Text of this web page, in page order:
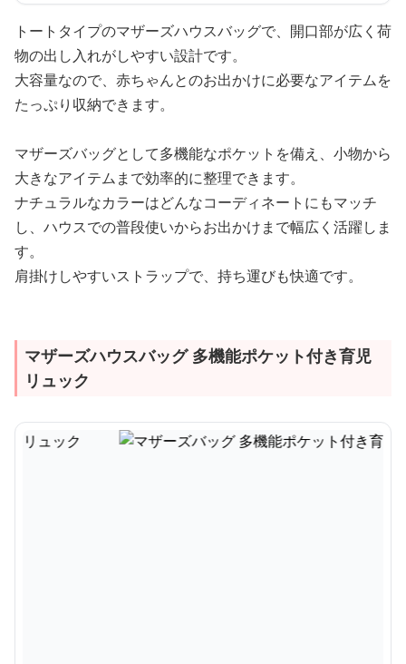
トートタイプのマザーズハウスバッグで、開口部が広く荷
物の出し入れがしやすい設計です。
大容量なので、赤ちゃんとのお出かけに必要なアイテムを
たっぷり収納できます。
マザーズバッグとして多機能なポケットを備え、小物から
大きなアイテムまで効率的に整理できます。
ナチュラルなカラーはどんなコーディネートにもマッチ
し、ハウスでの普段使いからお出かけまで幅広く活躍しま
す。
肩掛けしやすいストラップで、持ち運びも快適です。
マザーズハウスバッグ 多機能ポケット付き育児
リュック